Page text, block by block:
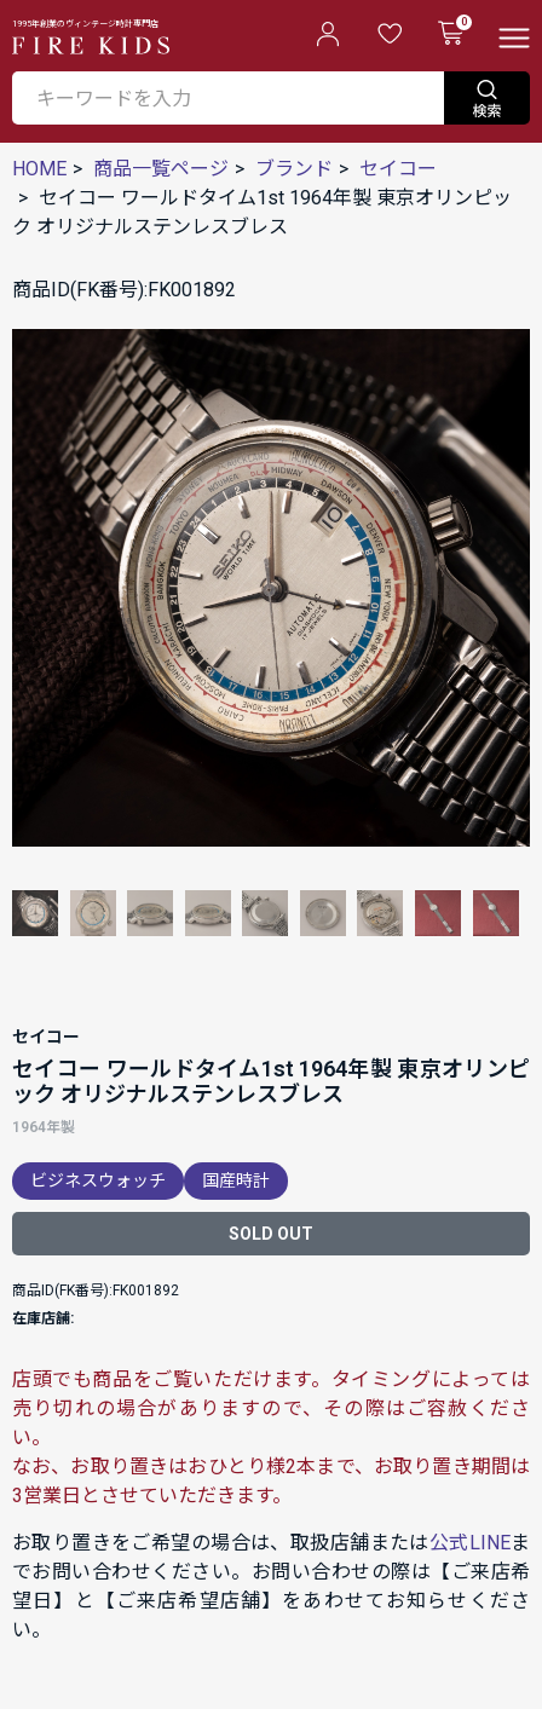
1995年創業のヴィンテージ時計専門店 0
HOME 商品一覧ページ ブランド
セイコー
セイコー ワールドタイム1st 1964年製 東京オリンピッ
ク オリジナルステンレスブレス
商品ID(FK番号):FK001892
セイコー
セイコー ワールドタイム1st 1964年製 東京オリンピ
ック オリジナルステンレスブレス
1964年製
ビジネスウォッチ 国産時計
SOLD OUT
商品ID(FK番号):FK001892
在庫店舗:
店頭でも商品をご覧いただけます。タイミングによっては
売り切れの場合がありますので、その際はご容赦くださ
い。
なお、お取り置きはおひとり様2本まで、お取り置き期間は
3営業日とさせていただきます。
お取り置きをご希望の場合は、取扱店舗または公式LINEま
でお問い合わせください。お問い合わせの際は【ご来店希
望日】と【ご来店希望店舗】をあわせてお知らせくださ
い。